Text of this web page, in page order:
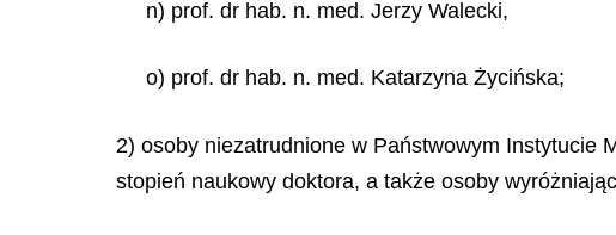
n) prof. dr hab. n. med. Jerzy Walecki,
o) prof. dr hab. n. med. Katarzyna Życińska;
2) osoby niezatrudnione w Państwowym Instytucie
stopień naukowy doktora, a także osoby